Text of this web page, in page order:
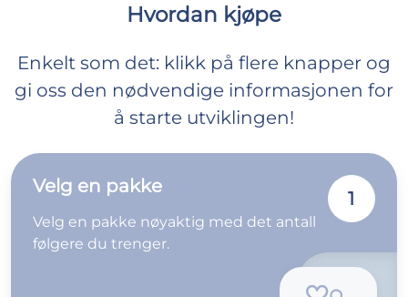
Hvordan kjøpe
Enkelt som det: klikk på flere knapper og
gi oss den nødvendige informasjonen for
å starte utviklingen!
Velg en pakke
Velg en pakke nøyaktig med det antall
følgere du trenger.
1